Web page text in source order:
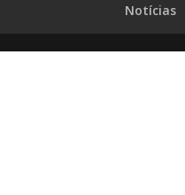
Notícias